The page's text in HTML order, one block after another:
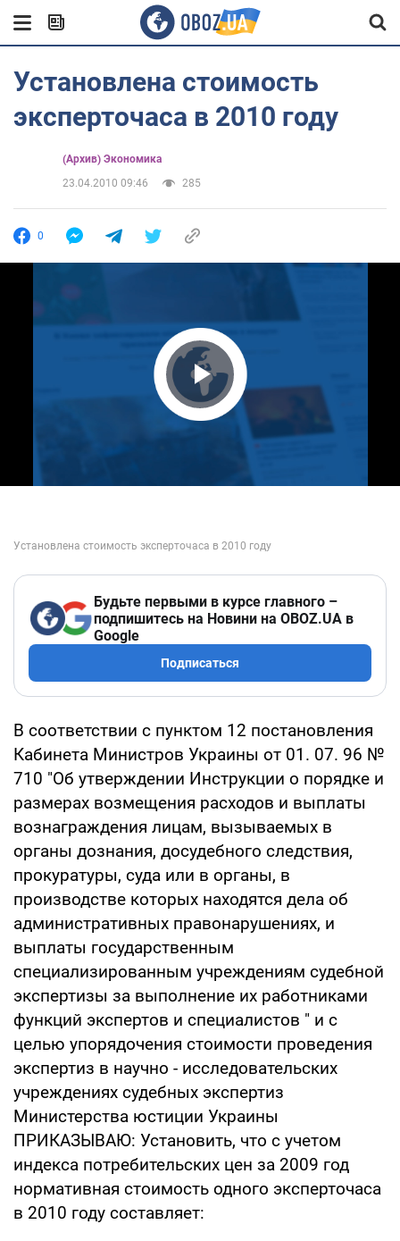
Установлена стоимость
эксперточаса в 2010 году
(Архив) Экономика
23.04.2010 09:46
285
0
Play Video
Будьте первыми в курсе главного –
подпишитесь на Новини на OBOZ.UA в
Google
Подписаться
В соответствии с пунктом 12 постановления
Кабинета Министров Украины от 01. 07. 96 №
710 "Об утверждении Инструкции о порядке и
размерах возмещения расходов и выплаты
вознаграждения лицам, вызываемых в
органы дознания, досудебного следствия,
прокуратуры, суда или в органы, в
производстве которых находятся дела об
административных правонарушениях, и
выплаты государственным
специализированным учреждениям судебной
экспертизы за выполнение их работниками
функций экспертов и специалистов " и с
целью упорядочения стоимости проведения
экспертиз в научно - исследовательских
учреждениях судебных экспертиз
Министерства юстиции Украины
ПРИКАЗЫВАЮ: Установить, что с учетом
индекса потребительских цен за 2009 год
нормативная стоимость одного эксперточаса
в 2010 году составляет: